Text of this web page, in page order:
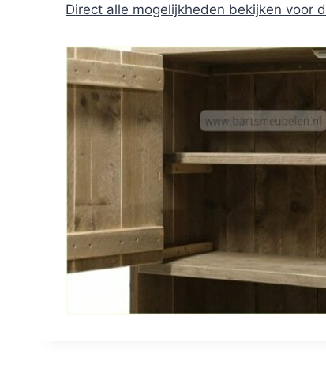
Direct alle mogelijkheden bekijken voor